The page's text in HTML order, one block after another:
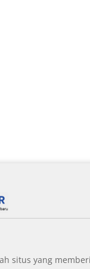
situs yang